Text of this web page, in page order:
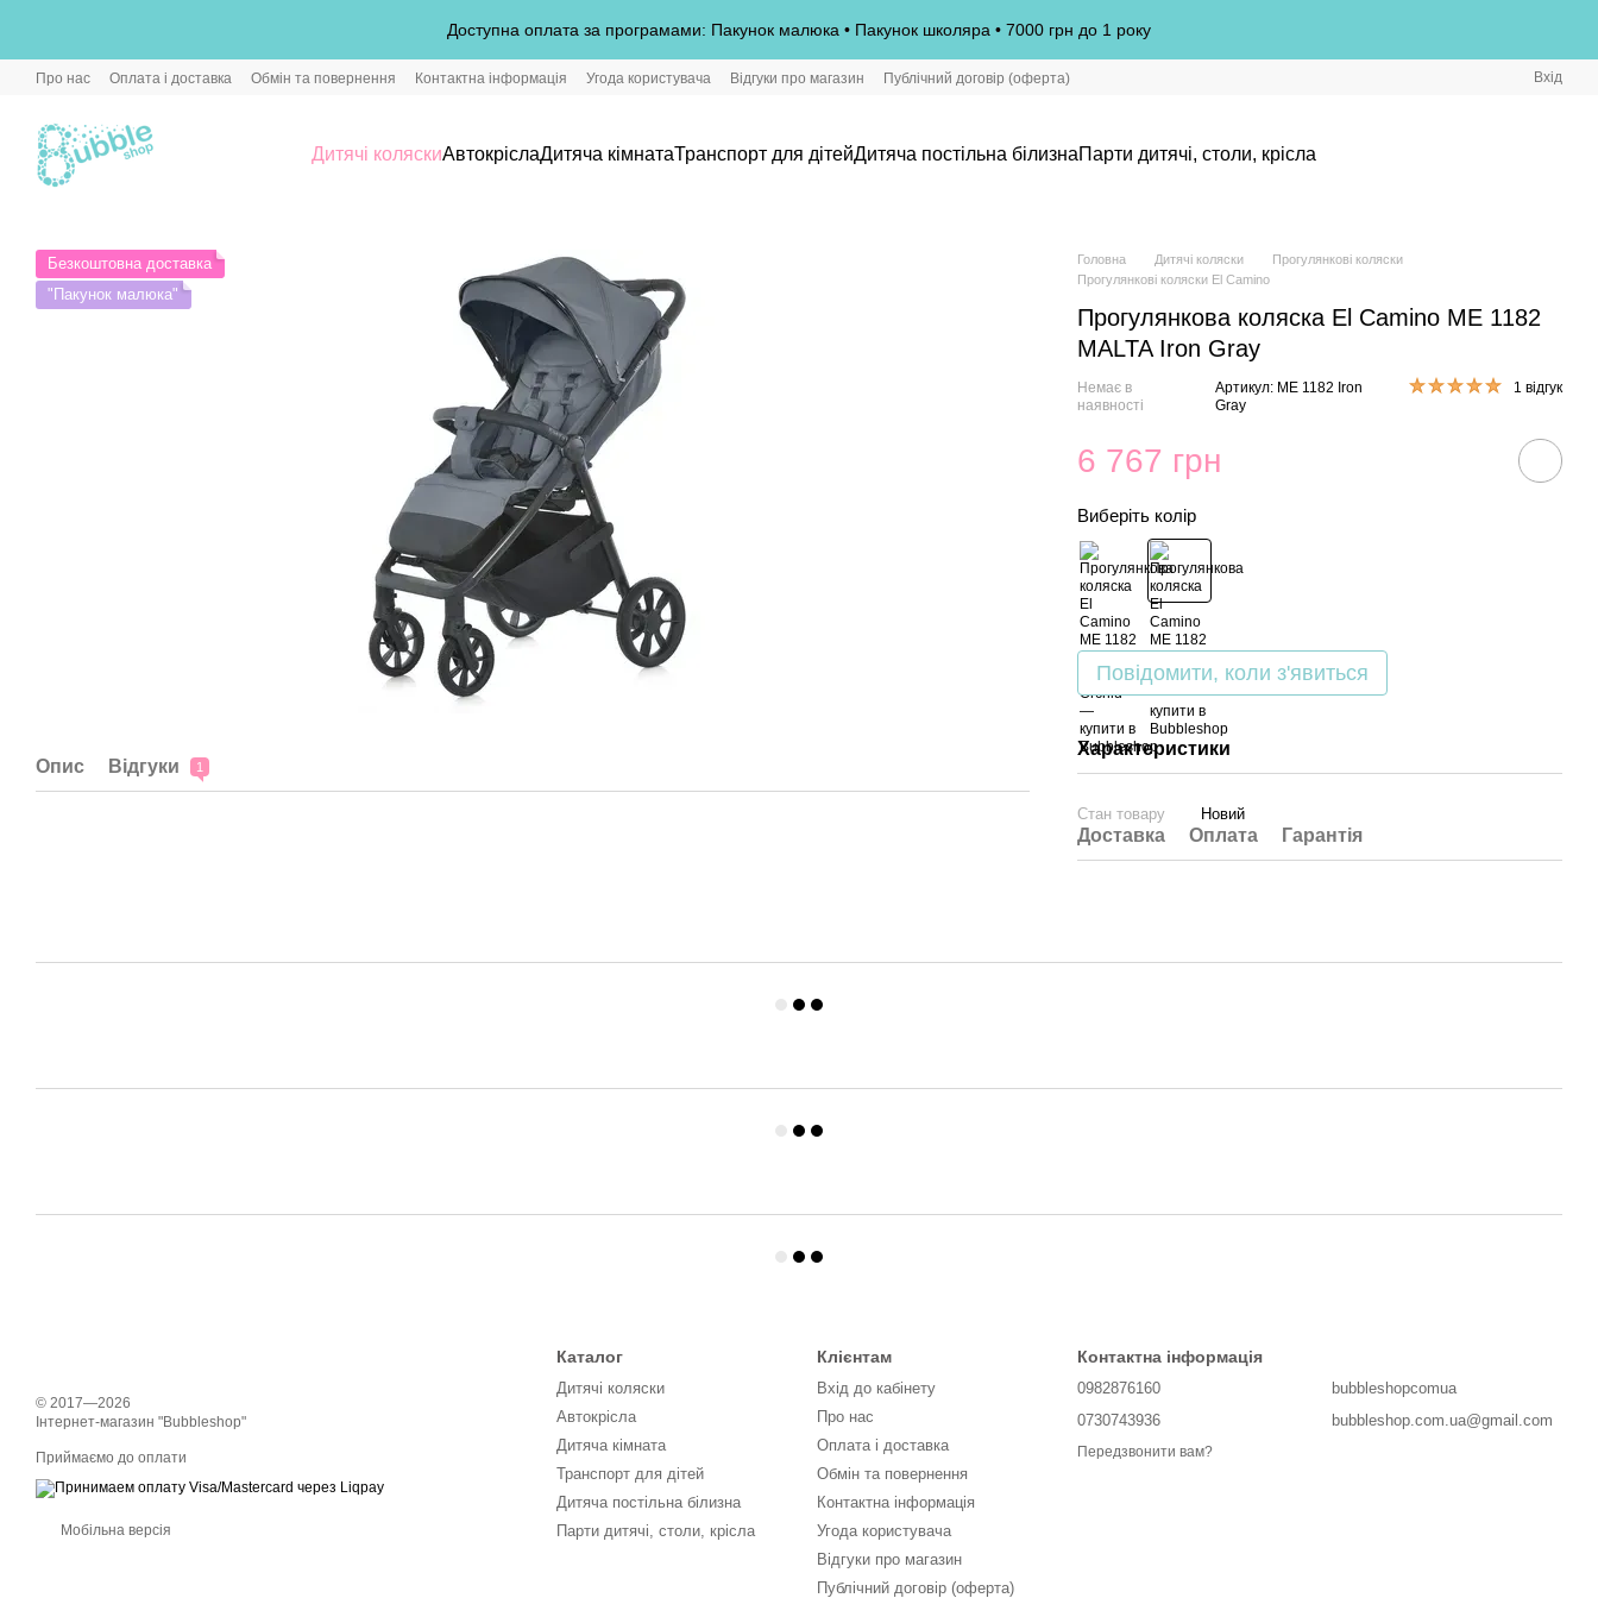
Доступна оплата за програмами: Пакунок малюка • Пакунок школяра • 7000 грн до 1 року
Про нас Оплата і доставка Обмін та повернення Контактна інформація Угода користувача Відгуки про магазин Публічний договір (оферта) Вхід
Дитячі коляскиАвтокріслаДитяча кімнатаТранспорт для дітейДитяча постільна білизнаПарти дитячі, столи, крісла
Безкоштовна доставка
"Пакунок малюка"
Опис Відгуки 1
Головна Дитячі коляски
Прогулянкові коляски
Прогулянкові коляски El Camino
Прогулянкова коляска El Camino ME 1182
MALTA Iron Gray
Немає в
наявності
Артикул: ME 1182 Iron
Gray
1 відгук
6 767 грн
Виберіть колір
Повідомити, коли з'явиться
Характеристики
Стан товару Новий
Доставка Оплата Гарантія
© 2017—2026
Інтернет-магазин "Bubbleshop"
Приймаємо до оплати
Мобільна версія
Каталог
Дитячі коляски
Автокрісла
Дитяча кімната
Транспорт для дітей
Дитяча постільна білизна
Парти дитячі, столи, крісла
Клієнтам
Вхід до кабінету
Про нас
Оплата і доставка
Обмін та повернення
Контактна інформація
Угода користувача
Відгуки про магазин
Публічний договір (оферта)
Контактна інформація
0982876160
0730743936
Передзвонити вам?
bubbleshopcomua
bubbleshop.com.ua@gmail.com